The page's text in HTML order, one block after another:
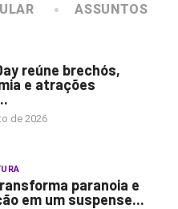
ASSUNTOS
reúne brechós,
e atrações
de 2026
paranoia e
em um suspense...